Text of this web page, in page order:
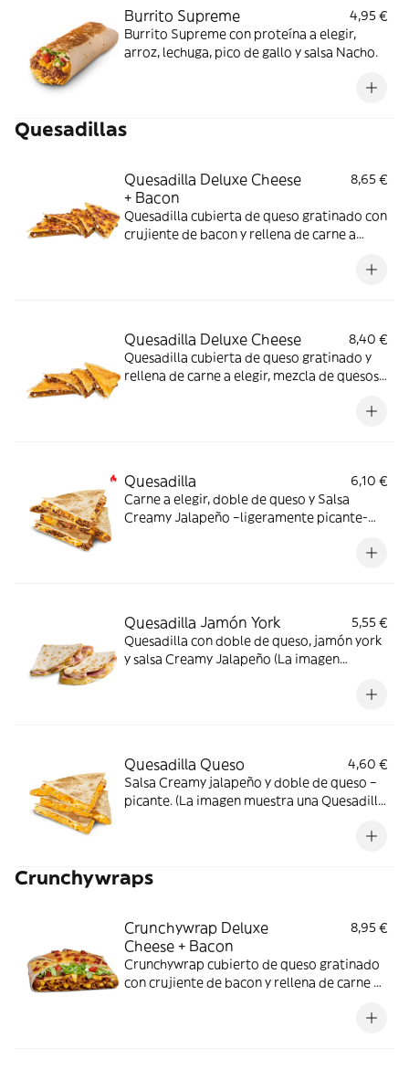
Burrito Supreme
4,95 €
Burrito Supreme con proteína a elegir,
arroz, lechuga, pico de gallo y salsa Nacho.
Quesadillas
Quesadilla Deluxe Cheese
+ Bacon
8,65 €
Quesadilla cubierta de queso gratinado con
crujiente de bacon y rellena de carne a
Quesadilla Deluxe Cheese
8,40 €
Quesadilla cubierta de queso gratinado y
rellena de carne a elegir, mezcla de quesos
Quesadilla
6,10 €
Carne a elegir, doble de queso y Salsa
Creamy Jalapeño –ligeramente picante-
Quesadilla Jamón York
5,55 €
Quesadilla con doble de queso, jamón york
y salsa Creamy Jalapeño (La imagen
Quesadilla Queso
4,60 €
Salsa Creamy jalapeño y doble de queso –
picante. (La imagen muestra una Quesadilla
Crunchywraps
Crunchywrap Deluxe
Cheese + Bacon
8,95 €
Crunchywrap cubierto de queso gratinado
con crujiente de bacon y rellena de carne a